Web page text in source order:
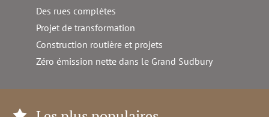
Des rues complètes
Projet de transformation
Construction routière et projets
Zéro émission nette dans le Grand Sudbury